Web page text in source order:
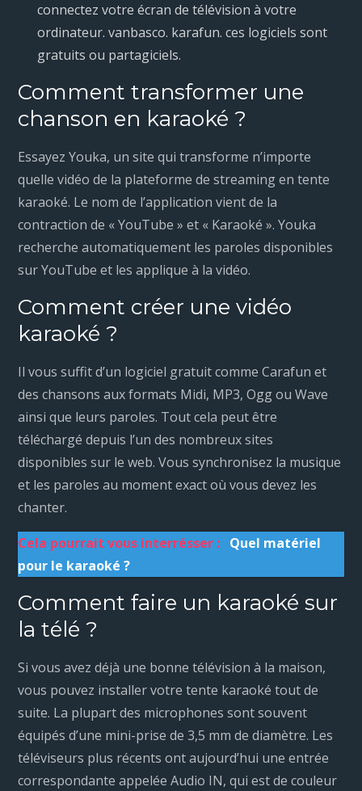
connectez votre écran de télévision à votre
ordinateur. vanbasco. karafun. ces logiciels sont
gratuits ou partagiciels.
Comment transformer une
chanson en karaoké ?
Essayez Youka, un site qui transforme n’importe
quelle vidéo de la plateforme de streaming en tente
karaoké. Le nom de l’application vient de la
contraction de « YouTube » et « Karaoké ». Youka
recherche automatiquement les paroles disponibles
sur YouTube et les applique à la vidéo.
Comment créer une vidéo
karaoké ?
Il vous suffit d’un logiciel gratuit comme Carafun et
des chansons aux formats Midi, MP3, Ogg ou Wave
ainsi que leurs paroles. Tout cela peut être
téléchargé depuis l’un des nombreux sites
disponibles sur le web. Vous synchronisez la musique
et les paroles au moment exact où vous devez les
chanter.
Cela pourrait vous interrésser : Quel matériel
pour le karaoké ?
Comment faire un karaoké sur
la télé ?
Si vous avez déjà une bonne télévision à la maison,
vous pouvez installer votre tente karaoké tout de
suite. La plupart des microphones sont souvent
équipés d’une mini-prise de 3,5 mm de diamètre. Les
téléviseurs plus récents ont aujourd’hui une entrée
correspondante appelée Audio IN, qui est de couleur